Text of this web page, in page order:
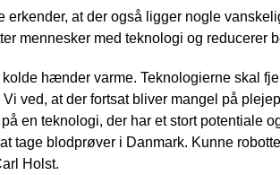
erkender, at der også ligger nogle
mennesker med teknologi og reducerer
hænder varme. Teknologierne skal
ved, at der fortsat bliver mangel på
en teknologi, der har et stort potentiale
tage blodprøver i Danmark. Kunne
Holst.